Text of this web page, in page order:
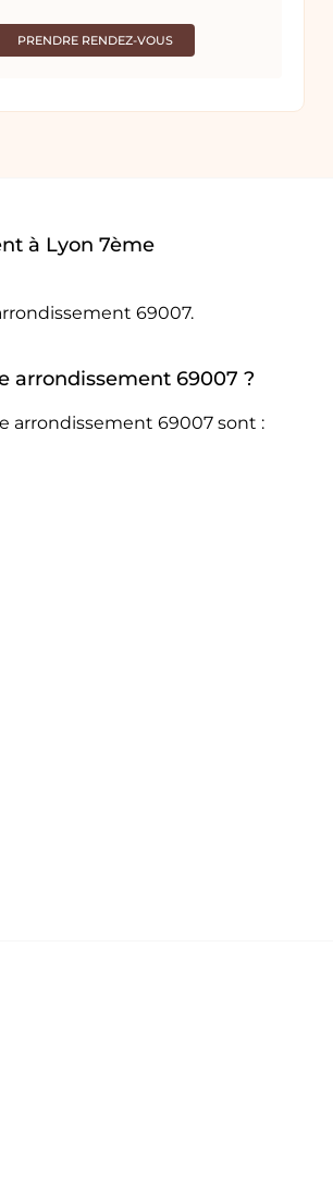
PRENDRE RENDEZ-VOUS
à Lyon 7ème
69007.
arrondissement 69007 ?
arrondissement 69007 sont :